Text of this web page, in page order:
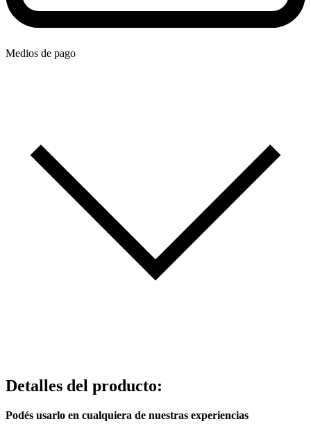
Medios de pago
Detalles del producto:
Podés usarlo en cualquiera de nuestras experiencias